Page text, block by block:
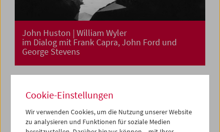
John Huston | William Wyler
im Dialog mit Frank Capra, John Ford und
George Stevens
Cookie-Einstellungen
Wir verwenden Cookies, um die Nutzung unserer Website
zu analysieren und Funktionen für soziale Medien